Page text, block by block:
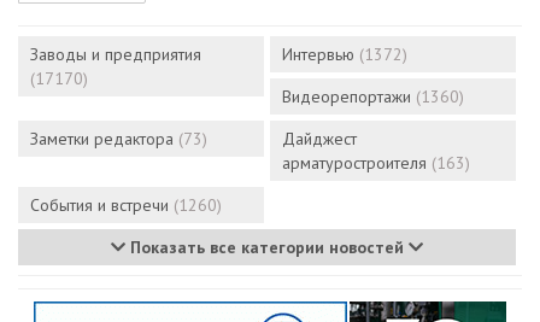
Заводы и предприятия
(17170)
Интервью (1372)
Видеорепортажи (1360)
Заметки редактора (73)
Дайджест
арматуростроителя (163)
События и встречи (1260)
Показать все категории новостей